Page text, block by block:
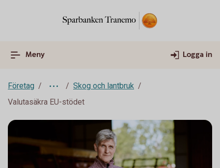
Meny Logga in
Företag
Skog och lantbruk
Valutasäkra EU-stödet